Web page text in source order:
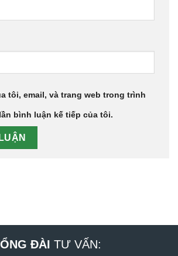
tôi, email, và trang web trong trình
bình luận kế tiếp của tôi.
ĐÀI TƯ VẤN: